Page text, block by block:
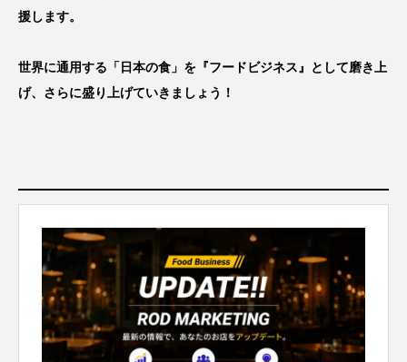
援します。
世界に通用する「日本の食」を『フードビジネス』として磨き上
げ、さらに盛り上げていきましょう！